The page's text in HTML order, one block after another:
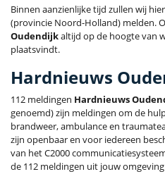
Binnen aanzienlijke tijd zullen wij
(provincie Noord-Holland) melden.
Oudendijkaltijd op de hoogte van
plaatsvindt.
Hardnieuws
112 meldingen Hardnieuws
genoemd) zijn meldingen om de
brandweer, ambulance en
zijn openbaar en voor iedereen
van het C2000
de 112 meldingen uit jouw